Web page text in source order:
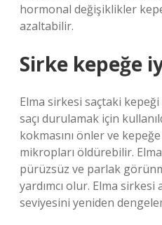
hormonal değişiklikler
azaltabilir.
Sirke kepeğe
Elma sirkesi saçtaki
saçı durulamak için
kokmasını önler ve
mikropları öldürebilir. Elma
pürüzsüz ve parlak
yardımcı olur. Elma sirkesi
seviyesini yeniden